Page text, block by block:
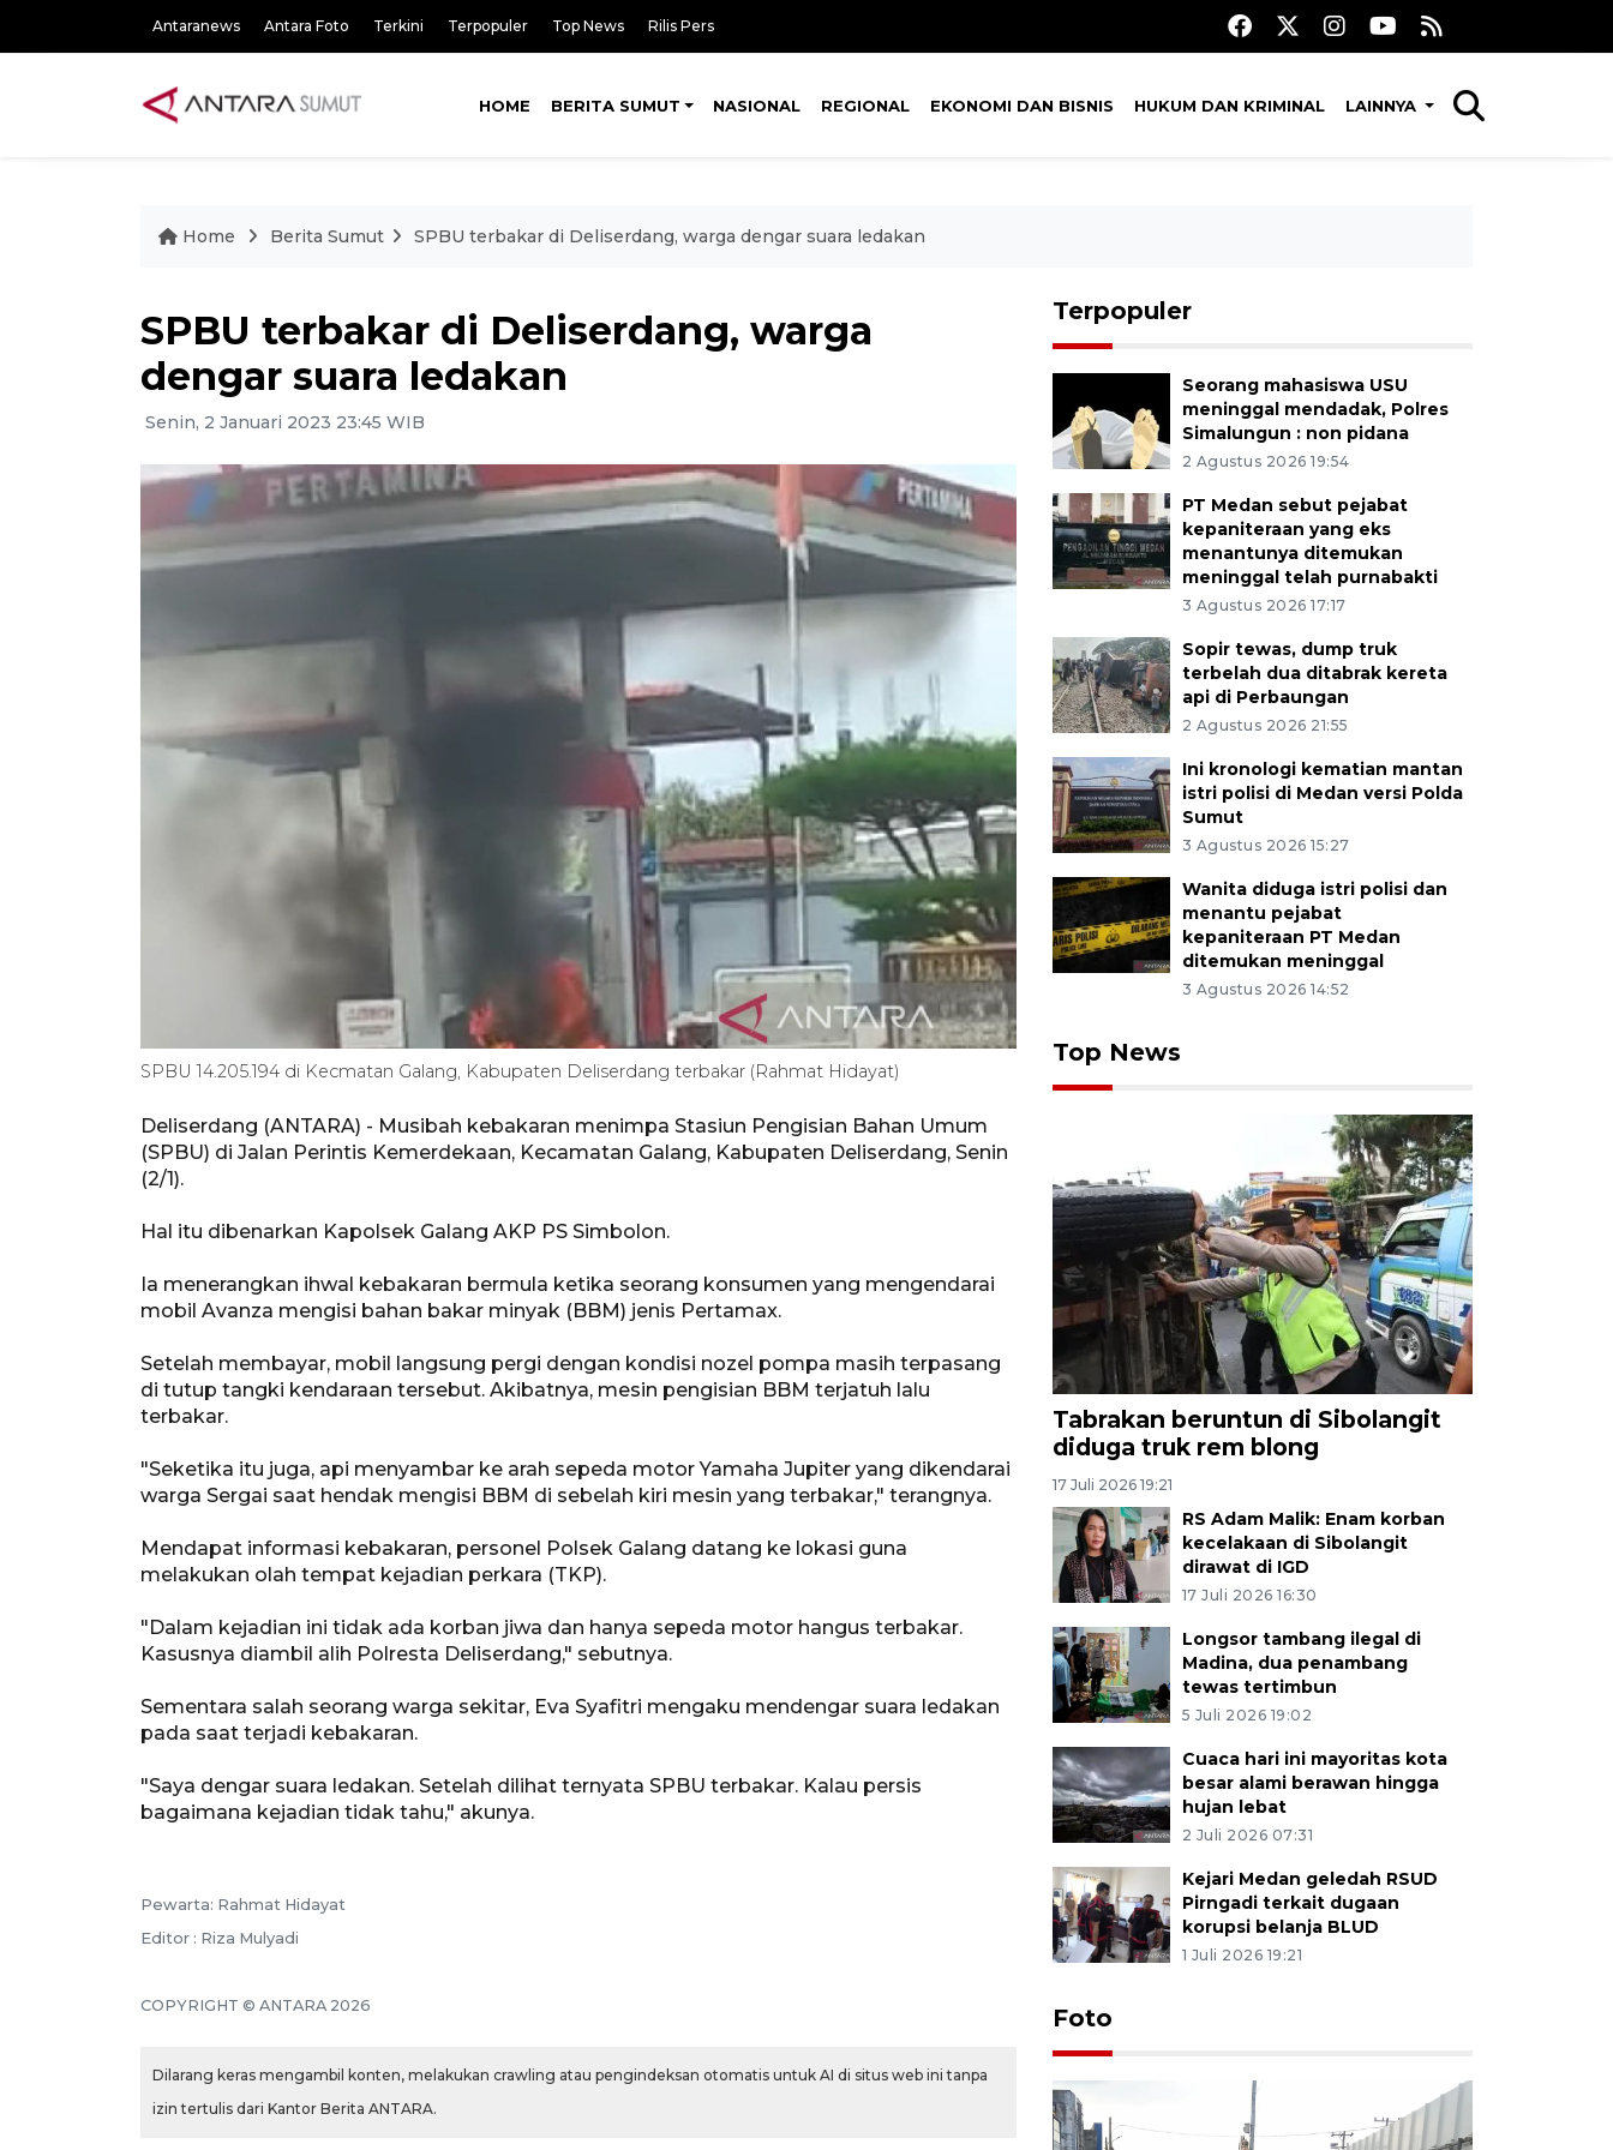
Antaranews Antara Foto Terkini Terpopuler Top News Rilis Pers
HOME BERITA SUMUT NASIONAL REGIONAL EKONOMI DAN BISNIS HUKUM DAN KRIMINAL LAINNYA
Home Berita Sumut SPBU terbakar di Deliserdang, warga dengar suara ledakan
SPBU terbakar di Deliserdang, warga
dengar suara ledakan
Senin, 2 Januari 2023 23:45 WIB
SPBU 14.205.194 di Kecmatan Galang, Kabupaten Deliserdang terbakar (Rahmat Hidayat)
Deliserdang (ANTARA) - Musibah kebakaran menimpa Stasiun Pengisian Bahan Umum
(SPBU) di Jalan Perintis Kemerdekaan, Kecamatan Galang, Kabupaten Deliserdang, Senin
(2/1).
Hal itu dibenarkan Kapolsek Galang AKP PS Simbolon.
Ia menerangkan ihwal kebakaran bermula ketika seorang konsumen yang mengendarai
mobil Avanza mengisi bahan bakar minyak (BBM) jenis Pertamax.
Setelah membayar, mobil langsung pergi dengan kondisi nozel pompa masih terpasang
di tutup tangki kendaraan tersebut. Akibatnya, mesin pengisian BBM terjatuh lalu
terbakar.
"Seketika itu juga, api menyambar ke arah sepeda motor Yamaha Jupiter yang dikendarai
warga Sergai saat hendak mengisi BBM di sebelah kiri mesin yang terbakar," terangnya.
Mendapat informasi kebakaran, personel Polsek Galang datang ke lokasi guna
melakukan olah tempat kejadian perkara (TKP).
"Dalam kejadian ini tidak ada korban jiwa dan hanya sepeda motor hangus terbakar.
Kasusnya diambil alih Polresta Deliserdang," sebutnya.
Sementara salah seorang warga sekitar, Eva Syafitri mengaku mendengar suara ledakan
pada saat terjadi kebakaran.
"Saya dengar suara ledakan. Setelah dilihat ternyata SPBU terbakar. Kalau persis
bagaimana kejadian tidak tahu," akunya.
Pewarta: Rahmat Hidayat
Editor : Riza Mulyadi
COPYRIGHT © ANTARA 2026
Dilarang keras mengambil konten, melakukan crawling atau pengindeksan otomatis untuk AI di situs web ini tanpa
izin tertulis dari Kantor Berita ANTARA.
Terpopuler
Seorang mahasiswa USU
meninggal mendadak, Polres
Simalungun : non pidana
2 Agustus 2026 19:54
PT Medan sebut pejabat
kepaniteraan yang eks
menantunya ditemukan
meninggal telah purnabakti
3 Agustus 2026 17:17
Sopir tewas, dump truk
terbelah dua ditabrak kereta
api di Perbaungan
2 Agustus 2026 21:55
Ini kronologi kematian mantan
istri polisi di Medan versi Polda
Sumut
3 Agustus 2026 15:27
Wanita diduga istri polisi dan
menantu pejabat
kepaniteraan PT Medan
ditemukan meninggal
3 Agustus 2026 14:52
Top News
Tabrakan beruntun di Sibolangit
diduga truk rem blong
17 Juli 2026 19:21
RS Adam Malik: Enam korban
kecelakaan di Sibolangit
dirawat di IGD
17 Juli 2026 16:30
Longsor tambang ilegal di
Madina, dua penambang
tewas tertimbun
5 Juli 2026 19:02
Cuaca hari ini mayoritas kota
besar alami berawan hingga
hujan lebat
2 Juli 2026 07:31
Kejari Medan geledah RSUD
Pirngadi terkait dugaan
korupsi belanja BLUD
1 Juli 2026 19:21
Foto